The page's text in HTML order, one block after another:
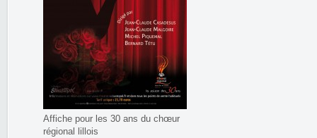
Affiche pour les 30 ans du chœur
régional lillois